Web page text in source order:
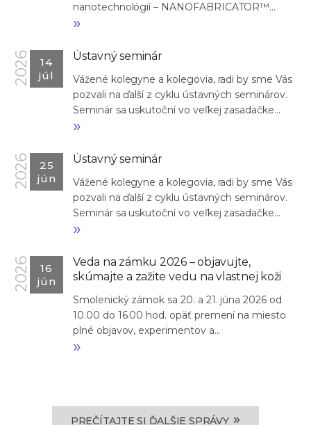
nanotechnológií – NANOFABRICATOR™...
»
2026
14
júl
Ústavný seminár
Vážené kolegyne a kolegovia, radi by sme Vás
pozvali na ďalší z cyklu ústavných seminárov.
Seminár sa uskutoční vo veľkej zasadačke...
»
2026
25
jún
Ústavný seminár
Vážené kolegyne a kolegovia, radi by sme Vás
pozvali na ďalší z cyklu ústavných seminárov.
Seminár sa uskutoční vo veľkej zasadačke...
»
2026
16
jún
Veda na zámku 2026 – objavujte,
skúmajte a zažite vedu na vlastnej koži
Smolenický zámok sa 20. a 21. júna 2026 od
10.00 do 16.00 hod. opäť premení na miesto
plné objavov, experimentov a...
»
PREČÍTAJTE SI ĎALŠIE SPRÁVY »